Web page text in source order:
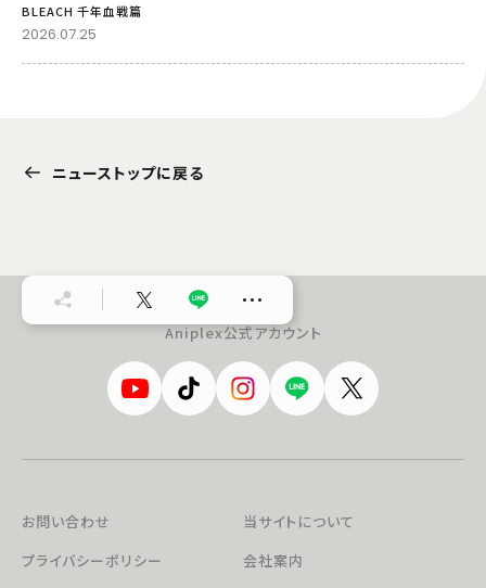
BLEACH 千年血戦篇
2026.07.25
ニューストップに戻る
…
Aniplex公式アカウント
お問い合わせ
当サイトについて
プライバシーポリシー
会社案内